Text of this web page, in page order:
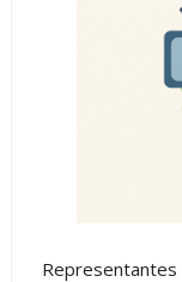
Representantes